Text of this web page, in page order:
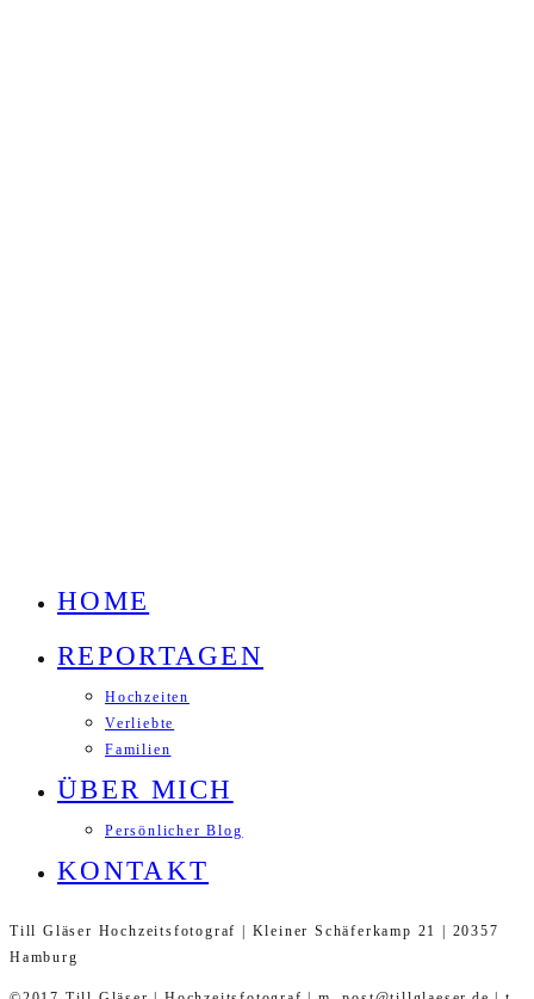
HOME
REPORTAGEN
Hochzeiten
Verliebte
Familien
ÜBER MICH
Persönlicher Blog
KONTAKT
Till Gläser Hochzeitsfotograf | Kleiner Schäferkamp 21 | 20357
Hamburg